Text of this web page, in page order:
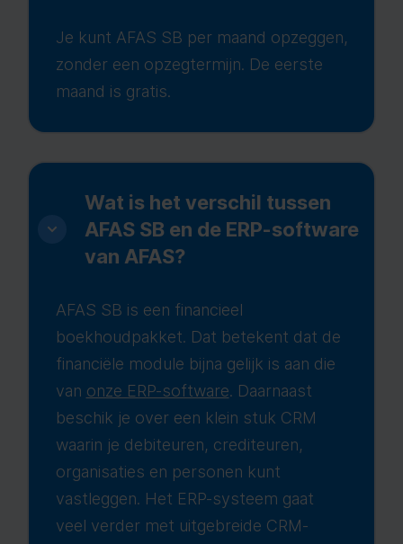
Je kunt AFAS SB per maand opzeggen,
zonder een opzegtermijn. De eerste
maand is gratis.
Wat is het verschil tussen
AFAS SB en de ERP-software
van AFAS?
AFAS SB is een financieel
boekhoudpakket. Dat betekent dat de
financiële module bijna gelijk is aan die
van onze ERP-software. Daarnaast
beschik je over een klein stuk CRM
waarin je debiteuren, crediteuren,
organisaties en personen kunt
vastleggen. Het ERP-systeem gaat
veel verder met uitgebreide CRM-